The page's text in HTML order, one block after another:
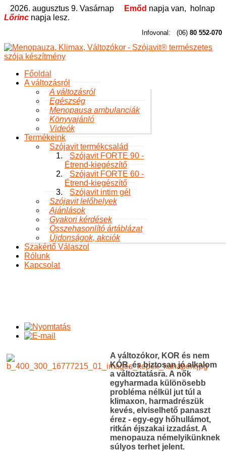
2026. augusztus 9. Vasárnap Emőd napja van,
holnap
Lőrinc napja lesz.
Infovonal: (06) 80 552-070
Főoldal
A változásról
A változásról
Egészség
Menopausa ambulanciák
Könyvajánló
Videók
Termékeink
Szójavit termékcsalád
Szójavit FORTE 90 -
Étrend-kiegészítő
Szójavit FORTE 60 -
Étrend-kiegészítő
Szójavit intim gél
Szójavit lelőhelyek
Ajánlások
Gyakori kérdések
Összehasonlító ártáblázat
Újdonságok, akciók
Szakértő Válaszol
Rólunk
Kapcsolat
A változókor, KOR és nem
KÓR, és biztosan jó alkalom
a változtatásra. A nők
egyharmada különösebb
probléma nélkül jut túl a
klimaxon, harmadrészük
kevés, elviselhető panaszt
érez - egy-egy hőhullámot,
ritkán éjszakai izzadást. A
menopauza némelyikünknek
súlyos terhet jelent.